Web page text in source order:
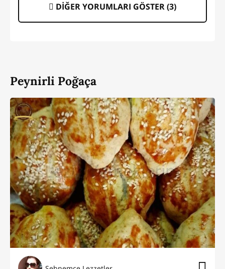
DİĞER YORUMLARI GÖSTER (3)
Peynirli Poğaça